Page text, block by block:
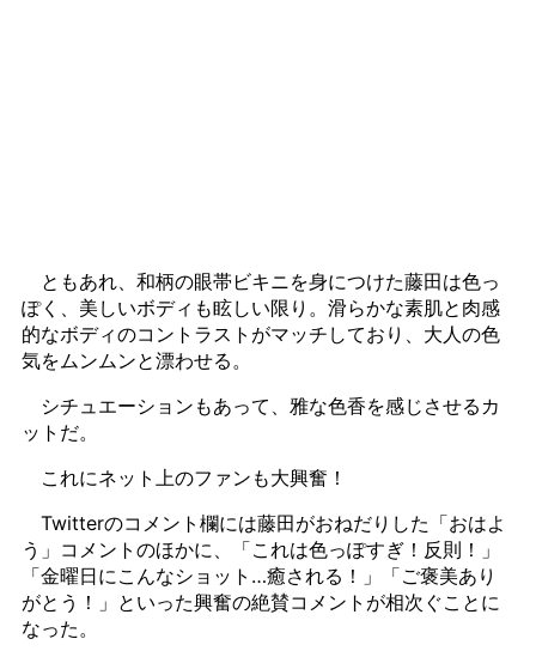
ともあれ、和柄の眼帯ビキニを身につけた藤田は色っ
ぽく、美しいボディも眩しい限り。滑らかな素肌と肉感
的なボディのコントラストがマッチしており、大人の色
気をムンムンと漂わせる。
シチュエーションもあって、雅な色香を感じさせるカ
ットだ。
これにネット上のファンも大興奮！
Twitterのコメント欄には藤田がおねだりした「おはよ
う」コメントのほかに、「これは色っぽすぎ！反則！」
「金曜日にこんなショット…癒される！」「ご褒美あり
がとう！」といった興奮の絶賛コメントが相次ぐことに
なった。